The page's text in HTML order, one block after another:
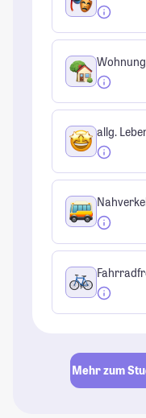
allg.
Mehr zum